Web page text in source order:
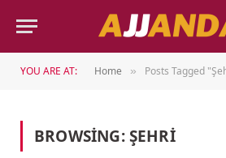
YOU ARE AT: Home » Posts Tagged
BROWSING:ŞEHRI